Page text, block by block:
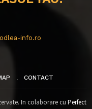
info.ro
CONTACT
In colaborare cu Perfect